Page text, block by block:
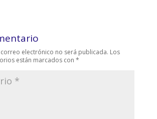
electrónico no será publicada. Los
están marcados con *